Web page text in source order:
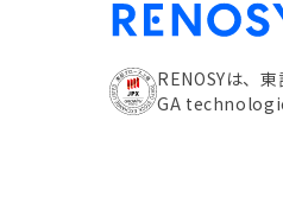
RENOSYは、
GA